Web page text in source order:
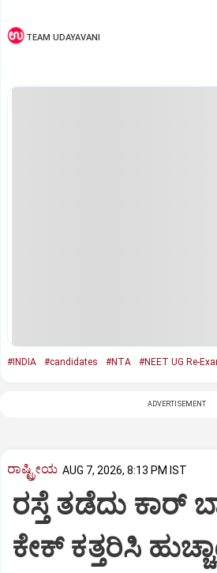
TEAM UDAYAVANI
#INDIA #candidates #NTA #NEET UG Re-
ADVERTISEMENT
ರಾಷ್ಟ್ರೀಯ AUG 7, 2026, 8:13 PM IST
ರಸ್ತೆ ತಡೆದು ಕಾರ್
ಕೇಕ್ ಕತ್ತರಿಸಿ